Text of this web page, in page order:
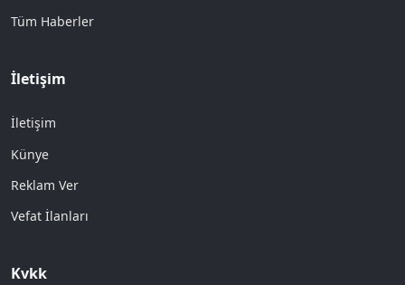
Tüm Haberler
İletişim
İletişim
Künye
Reklam Ver
Vefat İlanları
Kvkk